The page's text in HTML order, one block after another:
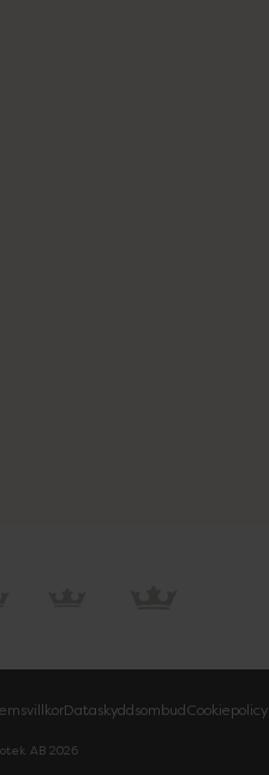
DataskyddsombudCookiepolicy
AB 2026